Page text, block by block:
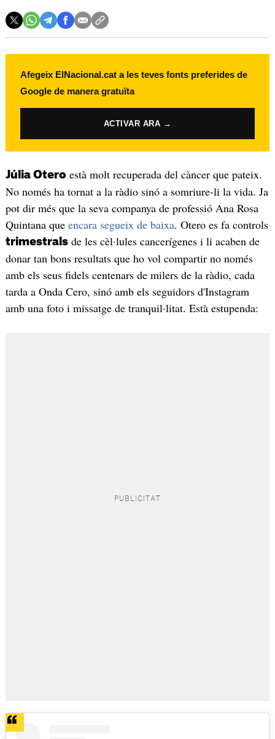
Afegeix ElNacional.cat a les teves fonts preferides de
Google de manera gratuïta
ACTIVAR ARA →
Júlia Otero està molt recuperada del càncer que pateix.
No només ha tornat a la ràdio sinó a somriure-li la vida. Ja
pot dir més que la seva companya de professió Ana Rosa
Quintana que encara segueix de baixa. Otero es fa controls
trimestralsde les cèl·lules cancerígenes i li acaben de
donar tan bons resultats que ho vol compartir no només
amb els seus fidels centenars de milers de la ràdio, cada
tarda a Onda Cero, sinó amb els seguidors d'Instagram
amb una foto i missatge de tranquil·litat. Està estupenda: